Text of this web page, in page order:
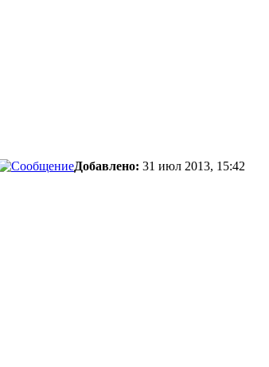
Добавлено: 31 июл 2013, 15:42